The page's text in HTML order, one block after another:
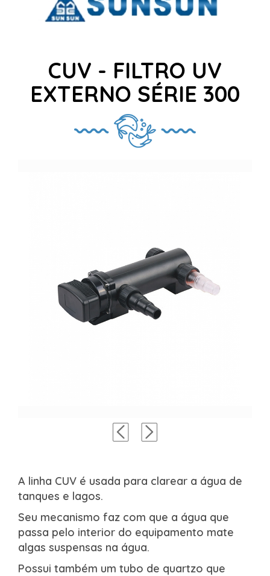
CUV - FILTRO UV
EXTERNO SÉRIE 300
A linha CUV é usada para clarear a água de
tanques e lagos.
Seu mecanismo faz com que a água que
passa pelo interior do equipamento mate
algas suspensas na água.
Possui também um tubo de quartzo que